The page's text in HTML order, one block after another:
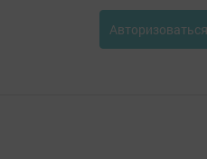
Авторизоваться